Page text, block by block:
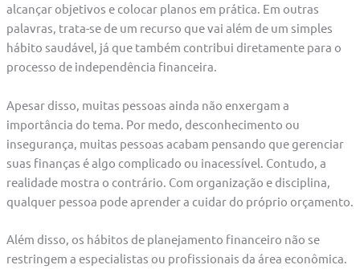
alcançar objetivos e colocar planos em prática. Em outras
palavras, trata-se de um recurso que vai além de um simples
hábito saudável, já que também contribui diretamente para o
processo de independência financeira.
Apesar disso, muitas pessoas ainda não enxergam a
importância do tema. Por medo, desconhecimento ou
insegurança, muitas pessoas acabam pensando que gerenciar
suas finanças é algo complicado ou inacessível. Contudo, a
realidade mostra o contrário. Com organização e disciplina,
qualquer pessoa pode aprender a cuidar do próprio orçamento.
Além disso, os hábitos de planejamento financeiro não se
restringem a especialistas ou profissionais da área econômica.